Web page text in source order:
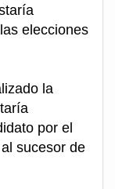
elecciones
la
por el
sucesor de